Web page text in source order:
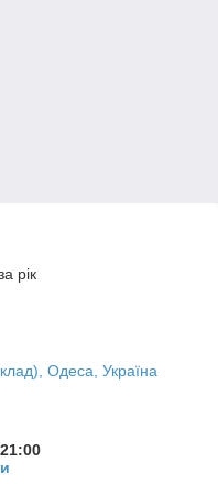
рік
Одеса, Україна